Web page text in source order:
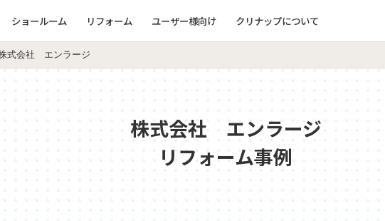
ショールーム リフォーム ユーザー様向け クリナップについて
会社 エンラージ
株式会社 エンラージ
リフォーム事例